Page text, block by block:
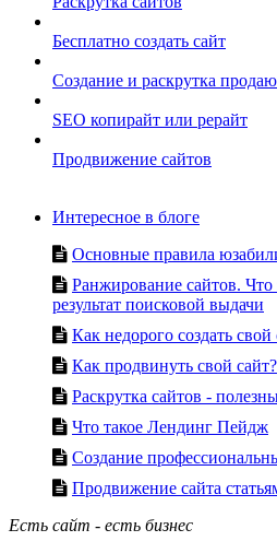
Бесплатно создать сайт
Создание и раскрутка
SEO копирайт или рерайт
Продвижение сайтов
Интересное в блоге
Основные правила
Ранжирование сайтов. Что
результат поисковой выдачи
Как недорого создать свой
Как продвинуть свой сайт?
Раскрутка сайтов -
Что такое Лендинг Пейдж
Создание
Продвижение сайта
Есть сайт - есть бизнес